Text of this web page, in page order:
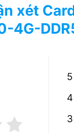
xét
4G-
5
4
3